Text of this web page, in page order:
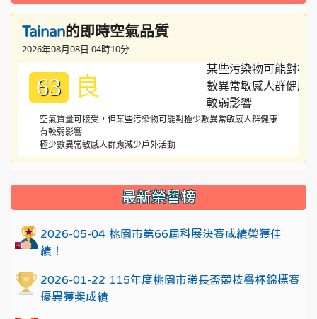
Tainan的即時空氣品質
2026年08月08日 04時10分
63 良
空氣質量可接受，但某些污染物可能對極少數異常敏感人群健康
有較弱影響
極少數異常敏感人群應減少戶外活動
::: 最新榮譽榜
2026-05-04 桃園市第66屆科展決賽成績榮獲佳
績！
2026-01-22 115年度桃園市議長盃競技疊杯錦標賽
優異獲獎成績